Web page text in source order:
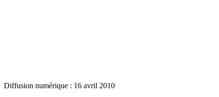
Diffusion numérique : 16 avril 2010